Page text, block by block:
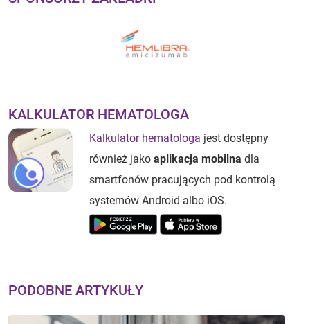
KALKULATOR HEMATOLOGA
Kalkulator hematologa jest dostępny
również jako aplikacja mobilna dla
smartfonów pracujących pod kontrolą
systemów Android albo iOS.
PODOBNE ARTYKUŁY